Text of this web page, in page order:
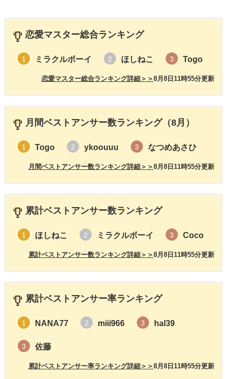
恋愛マスター総合ランキング
1 ミラクルボーイ 2 ほしねこ 3 Togo
8月8日11時55分更新
恋愛マスター総合ランキング詳細＞＞
月間ベストアンサー数ランキング（8月）
1 Togo 2 ykoouuu 3 なつめあさひ
8月8日11時55分更新
月間ベストアンサー数ランキング詳細＞＞
累計ベストアンサー数ランキング
1 ほしねこ 2 ミラクルボーイ 3 Coco
8月8日11時55分更新
累計ベストアンサー数ランキング詳細＞＞
累計ベストアンサー率ランキング
1 NANA77 2 miii966 3 hal39
3 佐藤
8月8日11時55分更新
累計ベストアンサー率ランキング詳細＞＞